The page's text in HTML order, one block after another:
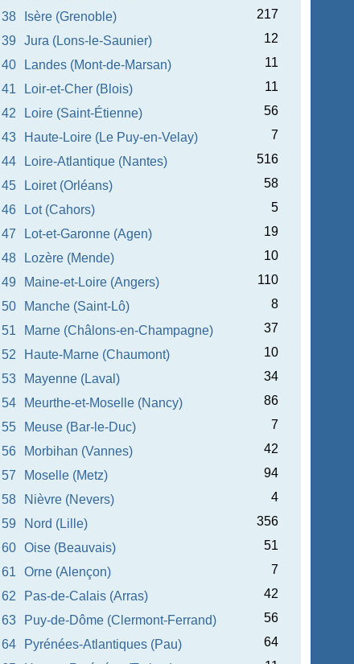
38
Isère (Grenoble)
217
39
Jura (Lons-le-Saunier)
12
40
Landes (Mont-de-Marsan)
11
41
Loir-et-Cher (Blois)
11
42
Loire (Saint-Étienne)
56
43
Haute-Loire (Le Puy-en-Velay)
7
44
Loire-Atlantique (Nantes)
516
45
Loiret (Orléans)
58
46
Lot (Cahors)
5
47
Lot-et-Garonne (Agen)
19
48
Lozère (Mende)
10
49
Maine-et-Loire (Angers)
110
50
Manche (Saint-Lô)
8
51
Marne (Châlons-en-Champagne)
37
52
Haute-Marne (Chaumont)
10
53
Mayenne (Laval)
34
54
Meurthe-et-Moselle (Nancy)
86
55
Meuse (Bar-le-Duc)
7
56
Morbihan (Vannes)
42
57
Moselle (Metz)
94
58
Nièvre (Nevers)
4
59
Nord (Lille)
356
60
Oise (Beauvais)
51
61
Orne (Alençon)
7
62
Pas-de-Calais (Arras)
42
63
Puy-de-Dôme (Clermont-Ferrand)
56
64
Pyrénées-Atlantiques (Pau)
64